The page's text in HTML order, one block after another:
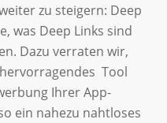
zu steigern: Deep
was Deep Links sind
Dazu verraten wir,
Tool
Ihrer App-
ein nahezu nahtloses